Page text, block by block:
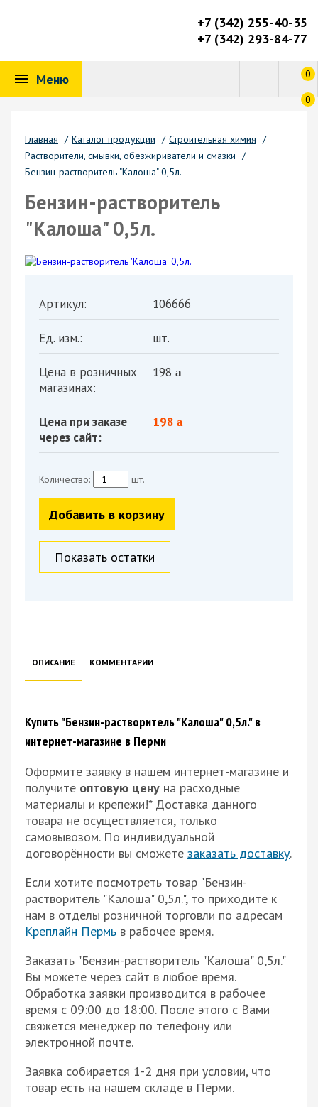
+7 (342) 255-40-35
+7 (342) 293-84-77
Меню
0
0
Главная / Каталог продукции / Строительная химия /
Растворители, смывки, обезжириватели и смазки /
Бензин-растворитель "Калоша" 0,5л.
Бензин-растворитель
"Калоша" 0,5л.
Артикул: 106666
Ед. изм.: шт.
Цена в розничных
магазинах:
198 a
Цена при заказе
через сайт:
198 a
Количество: шт.
Добавить в корзину
Показать остатки
ОПИСАНИЕ КОММЕНТАРИИ
Купить "Бензин-растворитель "Калоша" 0,5л." в
интернет-магазине в Перми
Оформите заявку в нашем интернет-магазине и
получите оптовую цену на расходные
материалы и крепежи!* Доставка данного
товара не осуществляется, только
самовывозом. По индивидуальной
договорённости вы сможете заказать доставку.
Если хотите посмотреть товар "Бензин-
растворитель "Калоша" 0,5л.", то приходите к
нам в отделы розничной торговли по адресам
Креплайн Пермь в рабочее время.
Заказать "Бензин-растворитель "Калоша" 0,5л."
Вы можете через сайт в любое время.
Обработка заявки производится в рабочее
время с 09:00 до 18:00. После этого с Вами
свяжется менеджер по телефону или
электронной почте.
Заявка собирается 1-2 дня при условии, что
товар есть на нашем складе в Перми.